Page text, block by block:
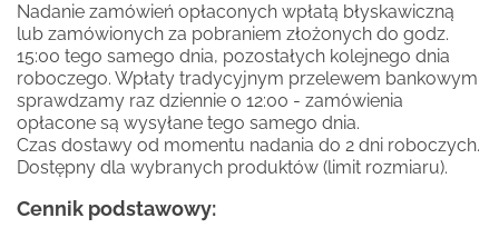
Nadanie zamówień opłaconych wpłatą błyskawiczną
lub zamówionych za pobraniem złożonych do godz.
15:00 tego samego dnia, pozostałych kolejnego dnia
roboczego. Wpłaty tradycyjnym przelewem bankowym
sprawdzamy raz dziennie o 12:00 - zamówienia
opłacone są wysyłane tego samego dnia.
Czas dostawy od momentu nadania do 2 dni roboczych.
Dostępny dla wybranych produktów (limit rozmiaru).
Cennik podstawowy: